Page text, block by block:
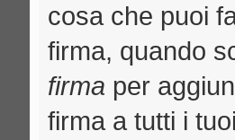
cosa che puoi
firma, quando
firma per
firma a tutti i